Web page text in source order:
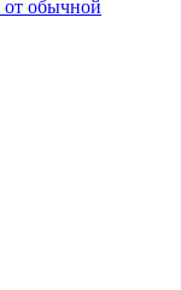
от обычной